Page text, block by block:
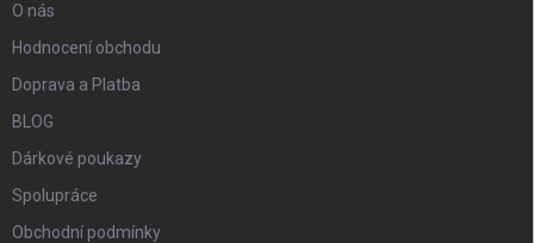
O nás
Hodnocení obchodu
Doprava a Platba
BLOG
Dárkové poukazy
Spolupráce
Obchodní podmínky